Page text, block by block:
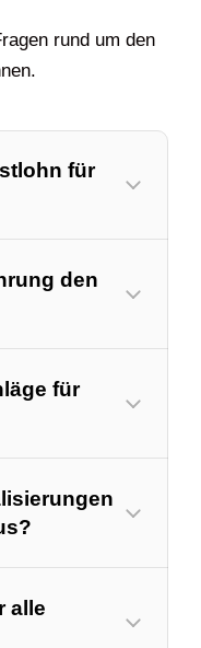
rund um den
für
den
für
alle